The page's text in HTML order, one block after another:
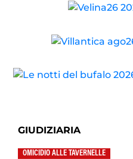
GIUDIZIARIA
OMICIDIO ALLE TAVERNELLE